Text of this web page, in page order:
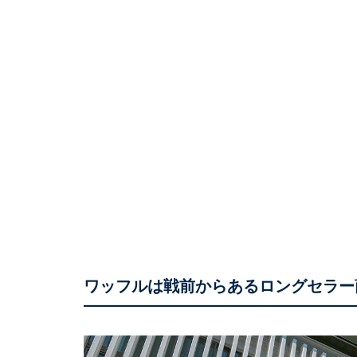
ワッフルは戦前からあるロングセラ